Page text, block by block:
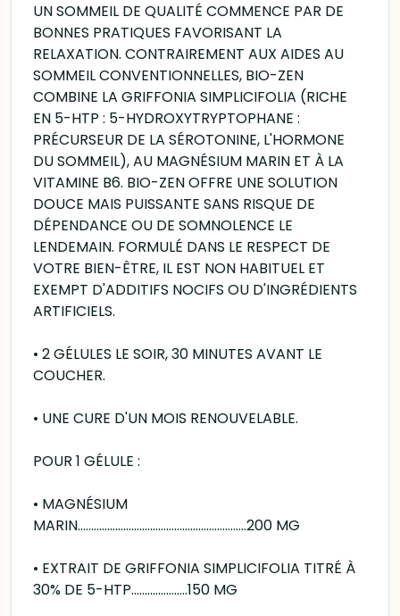
UN SOMMEIL DE QUALITÉ COMMENCE PAR DE
BONNES PRATIQUES FAVORISANT LA
RELAXATION. CONTRAIREMENT AUX AIDES AU
SOMMEIL CONVENTIONNELLES, BIO-ZEN
COMBINE LA GRIFFONIA SIMPLICIFOLIA (RICHE
EN 5-HTP : 5-HYDROXYTRYPTOPHANE :
PRÉCURSEUR DE LA SÉROTONINE, L'HORMONE
DU SOMMEIL), AU MAGNÉSIUM MARIN ET À LA
VITAMINE B6. BIO-ZEN OFFRE UNE SOLUTION
DOUCE MAIS PUISSANTE SANS RISQUE DE
DÉPENDANCE OU DE SOMNOLENCE LE
LENDEMAIN. FORMULÉ DANS LE RESPECT DE
VOTRE BIEN-ÊTRE, IL EST NON HABITUEL ET
EXEMPT D'ADDITIFS NOCIFS OU D'INGRÉDIENTS
ARTIFICIELS.
• 2 GÉLULES LE SOIR, 30 MINUTES AVANT LE
COUCHER.
• UNE CURE D'UN MOIS RENOUVELABLE.
POUR 1 GÉLULE :
• MAGNÉSIUM
MARIN…….........................................................200 MG
• EXTRAIT DE GRIFFONIA SIMPLICIFOLIA TITRÉ À
30% DE 5-HTP…..................150 MG